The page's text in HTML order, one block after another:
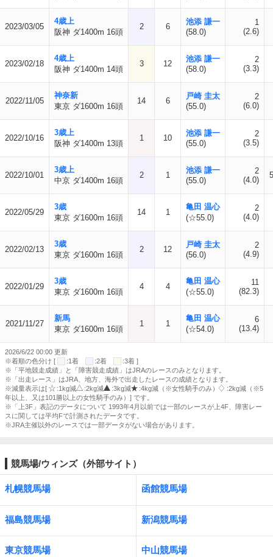
2023/03/05
4歳上
阪神 ダ1400m 16頭
2 6
池添 謙一
(58.0)
1
(2.6)
2023/02/18
4歳上
阪神 ダ1400m 14頭
3 12
池添 謙一
(58.0)
2
(3.3)
2022/11/05
神奈新
東京 ダ1600m 16頭
14 6
戸崎 圭太
(55.0)
2
(6.0)
2022/10/16
3歳上
阪神 ダ1400m 13頭
1 10
池添 謙一
(55.0)
2
(3.5)
2022/10/01
3歳上
中京 ダ1400m 16頭
2 1
池添 謙一
(55.0)
2
(4.0)
2022/05/29
3歳
東京 ダ1600m 16頭
14 1
亀田 温心
(☆55.0)
2
(4.0)
2022/02/13
3歳
東京 ダ1600m 16頭
2 12
戸崎 圭太
(56.0)
2
(4.9)
2022/01/29
3歳
東京 ダ1600m 16頭
4 4
亀田 温心
(☆55.0)
11
(82.3)
2021/11/27
新馬
東京 ダ1600m 16頭
1 1
亀田 温心
(☆54.0)
6
(13.4)
2026/6/22 00:00 更新
※着順の色分け [
:1着 :2着
:3着 ]
※「平地競走成績」と「障害競走成績」はJRAのレースのみとなります。
※「出走レース」はJRA、地方、海外で出走したレースの成績となります。
※減量表示は[
:1kg減 :2kg減 :3kg減 :4kg減（※女性騎手のみ）
:2kg減（※5
年以上、又は101勝以上の女性騎手のみ）] です。
※「上3F」表記のデータについて 1993年4月以前では一部のレースが上4F、障害レー
スに関しては平均Fで計測されたデータです。
※JRA主催以外のレースでは一部データがない場合があります。
競馬場/ウィンズ（外部サイト）
札幌競馬場 函館競馬場
福島競馬場 新潟競馬場
東京競馬場 中山競馬場